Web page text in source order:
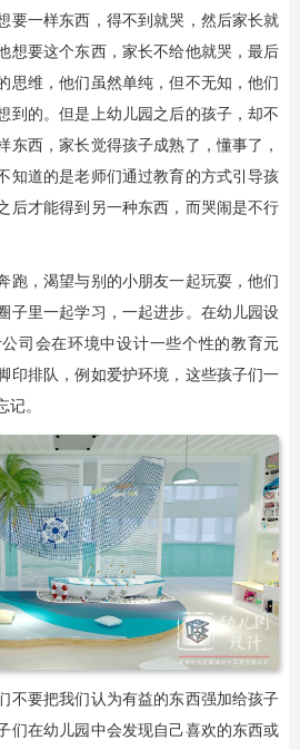
要一样东西，得不到就哭，然后家长就
想要这个东西，家长不给他就哭，最后
思维，他们虽然单纯，但不无知，他们
到的。但是上幼儿园之后的孩子，却不
东西，家长觉得孩子成熟了，懂事了，
知道的是老师们通过教育的方式引导孩
后才能得到另一种东西，而哭闹是不行
跑，渴望与别的小朋友一起玩耍，他们
子里一起学习，一起进步。在幼儿园设
司会在环境中设计一些个性的教育元
印排队，例如爱护环境，这些孩子们一
。
不要把我们认为有益的东西强加给孩子
们在幼儿园中会发现自己喜欢的东西或